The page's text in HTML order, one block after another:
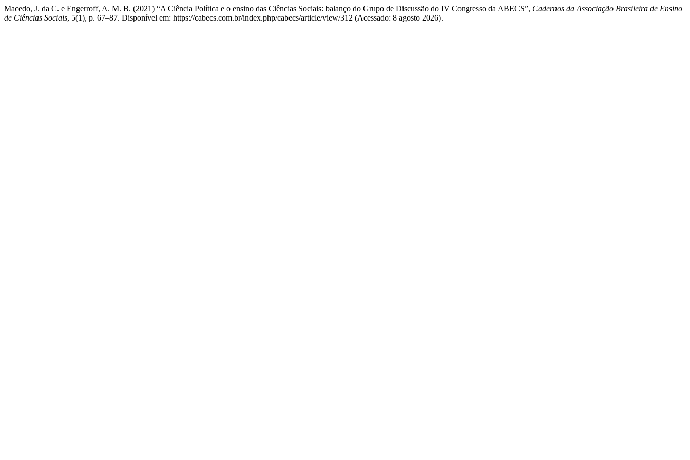
Macedo, J. da C. e Engerroff, A. M. B. (2021) “A Ciência Política e o ensino das Ciências Sociais: balanço do Grupo de Discussão do IV Congresso da ABECS”, Cadernos da Associação Brasileira de Ensino
de Ciências Sociais, 5(1), p. 67–87. Disponível em: https://cabecs.com.br/index.php/cabecs/article/view/312 (Acessado: 8 agosto 2026).